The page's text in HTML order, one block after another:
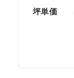
坪単価